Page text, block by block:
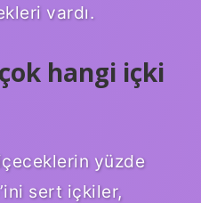
vardı.
hangi içki
yüzde
sert içkiler,